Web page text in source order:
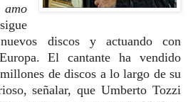
discos y actuando con
El cantante ha vendido
de discos a lo largo de su
señalar, que Umberto Tozzi